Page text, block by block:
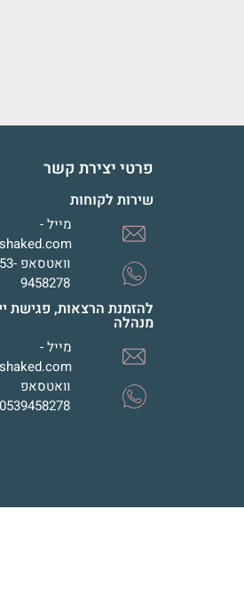
פרטי יצירת קשר
שירות לקוחות
מייל -
9458278
להזמנת הרצאות, פגישת
מנהלה
מייל -
וואטסאפ
0539458278